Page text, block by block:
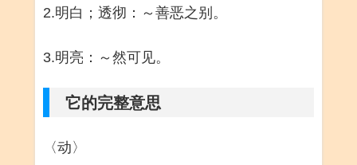
2.明白；透彻：～善恶之别。
3.明亮：～然可见。
它的完整意思
〈动〉